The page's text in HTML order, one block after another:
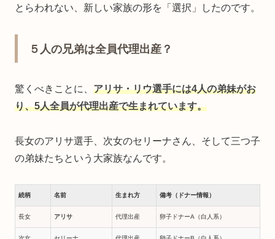
とらわれない、新しい家族の形を「選択」したのです。
５人の兄弟は全員代理出産？
驚くべきことに、 アリサ・リウ選手には4人の弟妹がお
り、5人全員が代理出産で生まれています。
長女のアリサ選手、次女のセリーナさん、そして三つ子
の弟妹たちという大家族なんです。
続柄 名前 生まれ方 備考（ドナー情報）
長女 アリサ 代理出産 卵子ドナーA（白人系）